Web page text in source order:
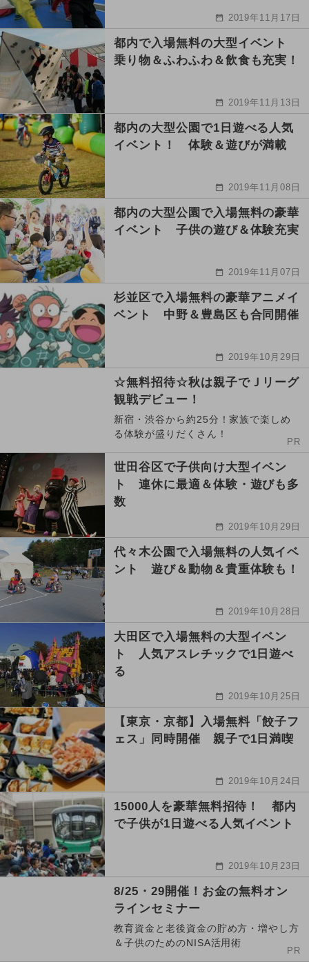
2019年11月17日
都内で入場無料の大型イベント
乗り物＆ふわふわ＆飲食も充実！
2019年11月13日
都内の大型公園で1日遊べる人気
イベント！ 体験＆遊びが満載
2019年11月08日
都内の大型公園で入場無料の豪華
イベント 子供の遊び＆体験充実
2019年11月07日
杉並区で入場無料の豪華アニメイ
ベント 中野＆豊島区も合同開催
2019年10月29日
☆無料招待☆秋は親子でＪリーグ
観戦デビュー！
新宿・渋谷から約25分！家族で楽しめ
る体験が盛りだくさん！
PR
世田谷区で子供向け大型イベン
ト 連休に最適＆体験・遊びも多
数
2019年10月29日
代々木公園で入場無料の人気イベ
ント 遊び＆動物＆貴重体験も！
2019年10月28日
大田区で入場無料の大型イベン
ト 人気アスレチックで1日遊べ
る
2019年10月25日
【東京・京都】入場無料「餃子フ
ェス」同時開催 親子で1日満喫
2019年10月24日
15000人を豪華無料招待！ 都内
で子供が1日遊べる人気イベント
2019年10月23日
8/25・29開催！お金の無料オン
ラインセミナー
教育資金と老後資金の貯め方・増やし方
＆子供のためのNISA活用術
PR